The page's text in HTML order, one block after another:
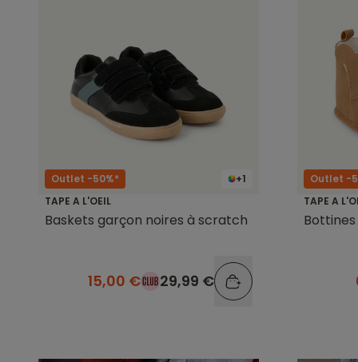
+1
Outlet -50%*
TAPE A L'OEIL
Baskets garçon noires à scratch
15,00 € 29,99 €
Outlet -
TAPE A